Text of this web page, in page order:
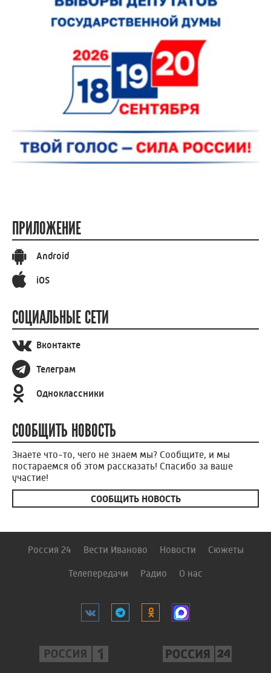
ПРИЛОЖЕНИЕ
Android
iOS
СОЦИАЛЬНЫЕ СЕТИ
Вконтакте
Телеграм
Одноклассники
СООБЩИТЬ НОВОСТЬ
Знаете что-то, чего не знаем мы? Сообщите, и мы
постараемся об этом рассказать! Спасибо за ваше
участие!
СООБЩИТЬ НОВОСТЬ
Россия 24 Вести Иваново Новости Сюжеты
Телепередачи Радио О нас